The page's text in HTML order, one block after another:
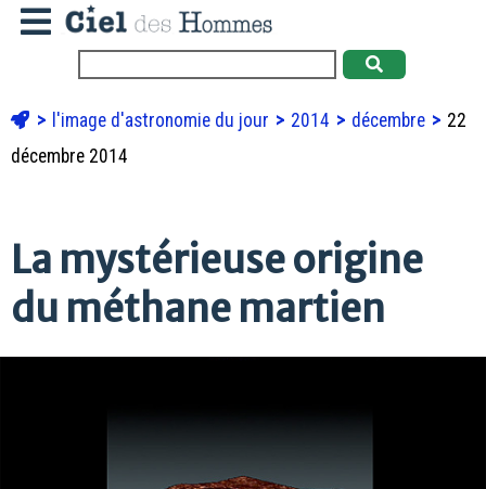
l'image d'astronomie du jour 2014 décembre
22
décembre 2014
La mystérieuse origine
du méthane martien